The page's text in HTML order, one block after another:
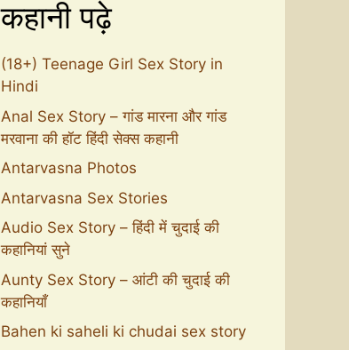
कहानी पढ़े
(18+) Teenage Girl Sex Story in
Hindi
Anal Sex Story – गांड मारना और गांड
मरवाना की हॉट हिंदी सेक्स कहानी
Antarvasna Photos
Antarvasna Sex Stories
Audio Sex Story – हिंदी में चुदाई की
कहानियां सुने
Aunty Sex Story – आंटी की चुदाई की
कहानियाँ
Bahen ki saheli ki chudai sex story